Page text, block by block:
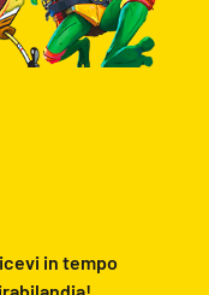
in tempo